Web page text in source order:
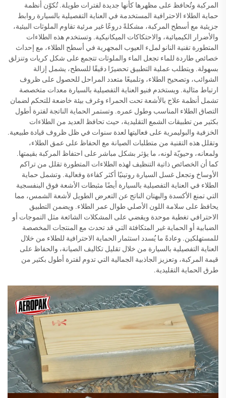
المركبة وتُحافظ على مظهرها كأنها جديدة لفترات طويلة. تُكوّن أنظمة
حماية الطلاء الاحترافية المستخدمة في العناية التفصيلية بالسيارة روابط
جزيئية مع أسطح المركبة، مشكلةً دروعًا غير مرئية تقاوم الملوثات البيئية،
والأضرار الكيميائية، والاحتكاكات الميكانيكية. وتستخدم هذه الطلاءات
المتطورة تقنية النانو لملء العيوب المجهرية في أسطح الطلاء، مع إحداث
خصائص طاردة للماء تجعل الماء والملوثات تتجمع على شكل كريات وتنزلق
بسهولة. ويتطلب عملية التطبيق تحضيرًا دقيقًا للسطح، يشمل إزالة
الشوائب، وتصحيح الطلاء، وتلميعًا متعدد المراحل للحصول على ظروف
ارتباط مثالية. ويستخدم فنيو العناية التفصيلية بالسيارة معدات متخصصة
تشمل أنظمة علاج بالأشعة تحت الحمراء وغرف بيئة خاضعة للتحكم لضمان
التصاق الطلاء المناسب وطول عمره. وتستمر الحماية الناتجة لفترة أطول
بكثير من تطبيقات الشمع التقليدية، حيث تحافظ العديد من الطلاءات
الخزفية والبوليمرية على فعاليتها لعدة سنوات في ظل ظروف قيادة طبيعية.
وتقلل هذه التقنية من متطلبات الصيانة مع الحفاظ على عمق الطلاء،
ولمعانه، وحيويّة لونه، ما يؤثر بشكل مباشر على احتفاظ المركبة بقيمتها.
كما أن الخصائص ذاتية التنظيف لهذه الطلاءات المتطورة تقلل من تراكم
الأوساخ وتجعل غسل السيارة روتينيًا أكثر كفاءة وفعالية. وتشمل حماية
الطلاء في العناية التفصيلية بالسيارة أيضًا مثبطات الأشعة فوق البنفسجية
التي تمنع الأكسدة والبهتان الناتج عن التعرض الطويل لأشعة الشمس، مما
يحافظ على سلامة اللون الأصلي طوال عمر الطلاء. ويضمن التطبيق
الاحترافي تغطية موحدة ويقضي على المشكلات الشائعة مثل التموجات أو
الضبابية أو الحماية غير المتكافئة التي قد تحدث مع المنتجات المخصصة
للمستهلكين. وعادةً ما يُسدد استثمار الحماية الاحترافية للطلاء من خلال
العناية التفصيلية بالسيارة من خلال تقليل تكاليف الصيانة، والحفاظ على
قيمة المركبة، وتعزيز الجاذبية الجمالية التي تدوم لفترة أطول بكثير من
طرق الحماية التقليدية.